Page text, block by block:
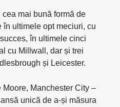
mai bună formă de
în ultimele opt meciuri, cu
în ultimele cinci
cu Millwall, dar și trei
și Leicester.
Manchester City –
unică de a-și măsura